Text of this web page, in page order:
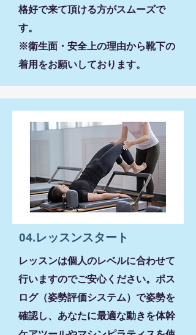
格好で来て頂ける方がスムーズで
す。
​※衛生面・安全上の理由から靴下の
着用をお願いしております。
04.レッスンスタート
レッスンは個人のレベルに合わせて
行いますのでご安心ください。ポス
ログ（姿勢評価システム）で姿勢を
確認し、あなたに最適な動きを体幹